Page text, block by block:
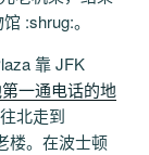
:shrug:。
靠 JFK
一通电话的地
北走到
楼。在波士顿